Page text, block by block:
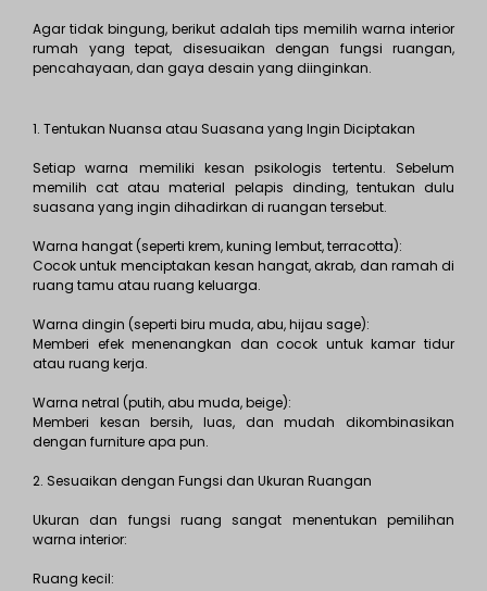
Agar tidak bingung, berikut adalah tips memilih warna interior
rumah yang tepat, disesuaikan dengan fungsi ruangan,
pencahayaan, dan gaya desain yang diinginkan.
1. Tentukan Nuansa atau Suasana yang Ingin Diciptakan
Setiap warna memiliki kesan psikologis tertentu. Sebelum
memilih cat atau material pelapis dinding, tentukan dulu
suasana yang ingin dihadirkan di ruangan tersebut.
Warna hangat (seperti krem, kuning lembut, terracotta):
Cocok untuk menciptakan kesan hangat, akrab, dan ramah di
ruang tamu atau ruang keluarga.
Warna dingin (seperti biru muda, abu, hijau sage):
Memberi efek menenangkan dan cocok untuk kamar tidur
atau ruang kerja.
Warna netral (putih, abu muda, beige):
Memberi kesan bersih, luas, dan mudah dikombinasikan
dengan furniture apa pun.
2. Sesuaikan dengan Fungsi dan Ukuran Ruangan
Ukuran dan fungsi ruang sangat menentukan pemilihan
warna interior:
Ruang kecil: